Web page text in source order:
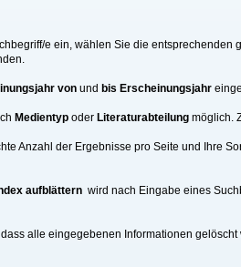
e ein, wählen Sie die
von und bis Erscheinungsjahr
Medientyp oder Literaturabteilung möglich.
Anzahl der Ergebnisse pro Seite und Ihre
aufblättern wird nach Eingabe eines
alle eingegebenen Informationen